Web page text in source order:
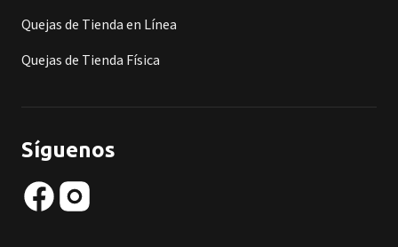
Quejas de Tienda en Línea
Quejas de Tienda Física
Síguenos